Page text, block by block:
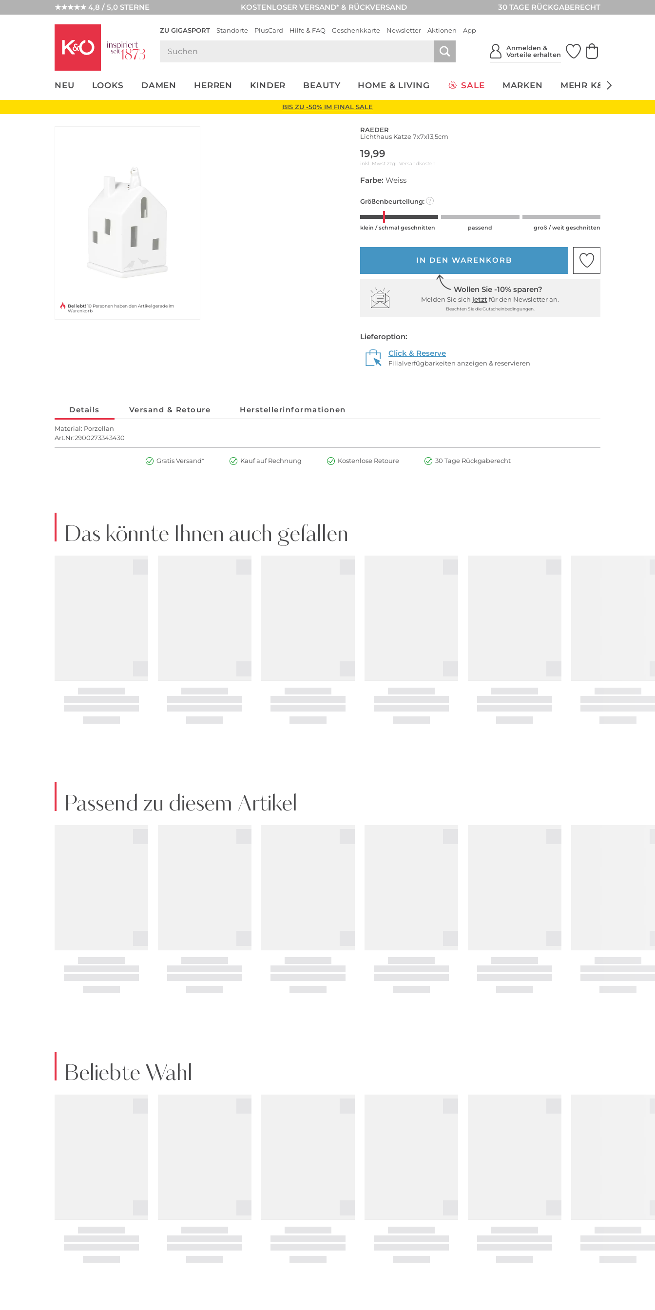
★★★★★ 4,8 / 5,0 STERNE KOSTENLOSER VERSAND* & RÜCKVERSAND 30 TAGE RÜCKGABERECHT
ZU GIGASPORT Standorte PlusCard Hilfe & FAQ Geschenkkarte Newsletter Aktionen App
Anmelden &
Vorteile erhalten
NEU LOOKS DAMEN HERREN KINDER BEAUTY HOME & LIVING SALE MARKEN MEHR K&Ö
UNSERE APP
CLICK &
BIS ZU -50% IM FINAL SALE
Beliebt! 10 Personen haben den Artikel gerade im
Warenkorb
RAEDER
Lichthaus Katze 7x7x13,5cm
19,99
inkl. Mwst zzgl. Versandkosten
Farbe: Weiss
Größenbeurteilung: ?
klein / schmal geschnitten passend groß / weit geschnitten
IN DEN WARENKORB
Wollen Sie -10% sparen?
Melden Sie sich jetzt für den Newsletter an.
Beachten Sie die Gutscheinbedingungen.
Lieferoption:
Click & Reserve
Filialverfügbarkeiten anzeigen & reservieren
Details Versand & Retoure Herstellerinformationen
Material: Porzellan
Art.Nr:2900273343430
Gratis Versand* Kauf auf Rechnung Kostenlose Retoure 30 Tage Rückgaberecht
Das könnte Ihnen auch gefallen
Passend zu diesem Artikel
Beliebte Wahl